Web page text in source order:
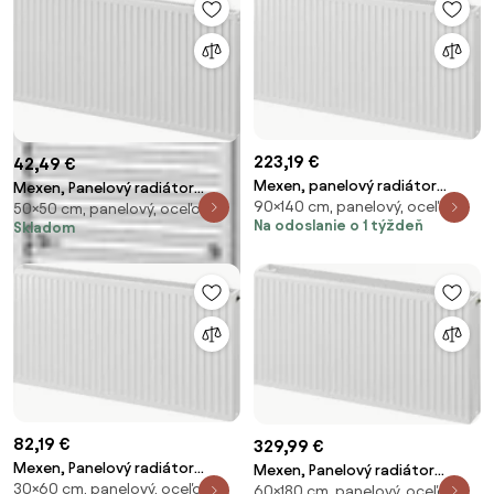
42,49 €
Mexen, Panelový radiátor
Mexen C11 500 x 500 mm,
bočné pripojenie, 398 W, biely -
W411-050-050-00
50×50 cm, panelový, oceľový
Skladom
223,19 €
Mexen, panelový radiátor
Mexen C22 900 x 1400 mm,
bočné pripojenie, 3198 W, biely -
90×140 cm, panelový, oceľový
Na odoslanie o 1 týždeň
82,19 €
Mexen, Panelový radiátor
Mexen CV22 300 x 600 mm,
30×60 cm, panelový, oceľový
329,99 €
Mexen, Panelový radiátor